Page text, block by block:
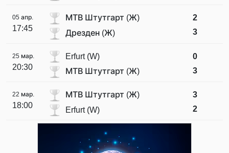
05 апр.
17:45
МТВ Штутгарт (Ж)
Дрезден (Ж)
2
3
25 мар.
20:30
Erfurt (W)
МТВ Штутгарт (Ж)
0
3
22 мар.
18:00
МТВ Штутгарт (Ж)
Erfurt (W)
3
2